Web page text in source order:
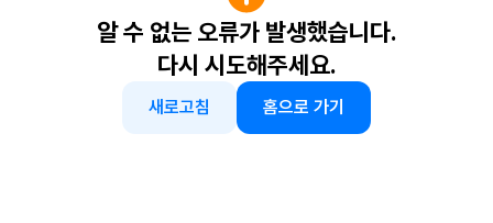
알 수 없는 오류가 발생했습니다.
다시 시도해주세요.
새로고침 홈으로 가기